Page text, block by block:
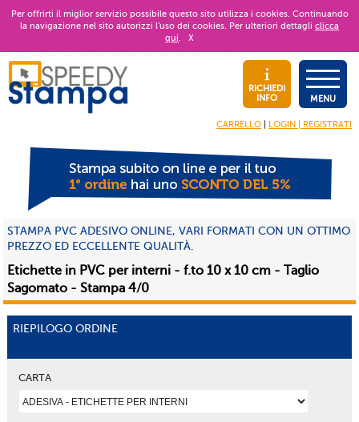
Per offrirti il miglior servizio possibile questo sito utilizza i cookies. Continuando
la navigazione nel sito autorizzi l’uso dei cookies. Per ulteriori dettagli clicca
qui. X
RICHIEDI
INFO
MENU
CARRELLO LOGIN | REGISTRATI
STAMPA PVC ADESIVO ONLINE, VARI FORMATI CON UN OTTIMO
PREZZO ED ECCELLENTE QUALITÀ.
Etichette in PVC per interni - f.to 10 x 10 cm - Taglio
Sagomato - Stampa 4/0
RIEPILOGO ORDINE
CARTA